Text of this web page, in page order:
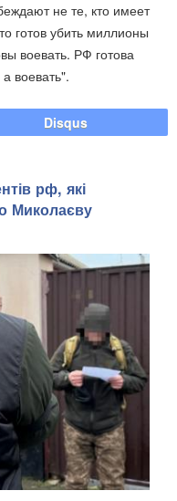
не те, кто имеет
готов убить миллионы
воевать. РФ готова
воевать".
Disqus
рф, які
Миколаєву